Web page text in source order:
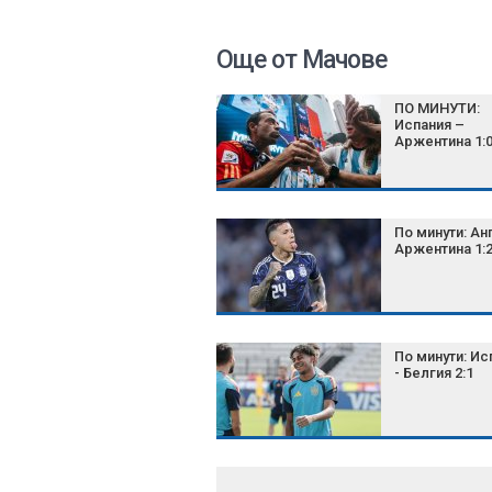
Още от Мачове
ПО МИНУТИ:
Испания –
Аржентина 1:0
По минути:
Аржентина 1:2
По минути:
- Белгия 2:1